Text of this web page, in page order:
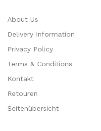
About Us
Delivery Information
Privacy Policy
Terms & Conditions
Kontakt
Retouren
Seitenübersicht